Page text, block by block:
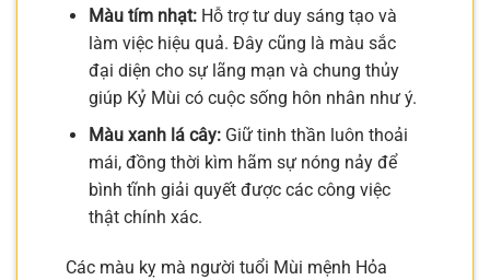
Màu tím nhạt:Hỗ trợ tư duy sáng tạo và
làm việc hiệu quả. Đây cũng là màu sắc
đại diện cho sự lãng mạn và chung thủy
giúp Kỷ Mùi có cuộc sống hôn nhân như ý.
Màu xanh lá cây:Giữ tinh thần luôn thoải
mái, đồng thời kìm hãm sự nóng nảy để
bình tĩnh giải quyết được các công việc
thật chính xác.
Các màu kỵ mà người tuổi Mùi mệnh Hỏa